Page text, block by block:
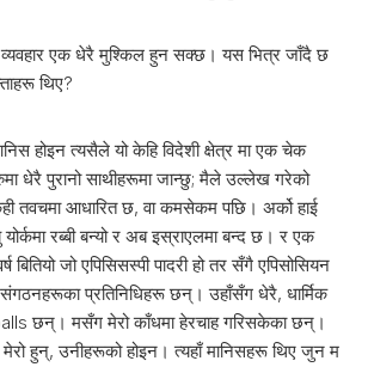
व्यवहार एक धेरै मुश्किल हुन सक्छ। यस भित्र जाँदै छ
थिए?
होइन त्यसैले यो केहि विदेशी क्षेत्र मा एक चेक
धेरै पुरानो साथीहरूमा जान्छु; मैले उल्लेख गरेको
तवचमा आधारित छ, वा कमसेकम पछि। अर्को हाई
रब्बी बन्यो र अब इस्राएलमा बन्द छ। र एक
बितियो जो एपिसिसस्पी पादरी हो तर सँगै एपिसोसियन
संगठनहरूका प्रतिनिधिहरू छन्। उहाँसँग धेरै, धार्मिक
छन्। मसँग मेरो काँधमा हेरचाह गरिसकेका छन्।
हुन्, उनीहरूको होइन। त्यहाँ मानिसहरू थिए जुन म